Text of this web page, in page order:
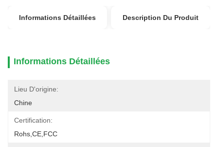
Informations Détaillées Description Du Produit
Informations Détaillées
Lieu D'origine:
Chine
Certification:
Rohs,CE,FCC